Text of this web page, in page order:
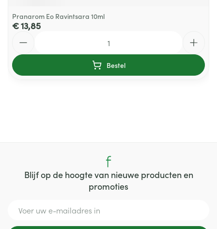
Pranarom Eo Ravintsara 10ml
€ 13,85
Bestel
Blijf op de hoogte van nieuwe producten en
promoties